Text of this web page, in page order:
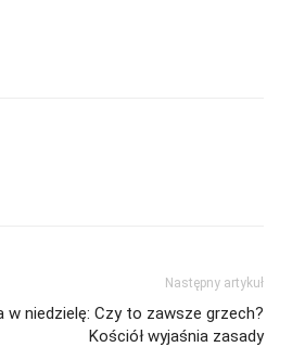
Następny artykuł
w niedzielę: Czy to zawsze grzech?
Kościół wyjaśnia zasady